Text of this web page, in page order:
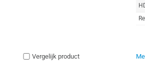
Vergelijk product